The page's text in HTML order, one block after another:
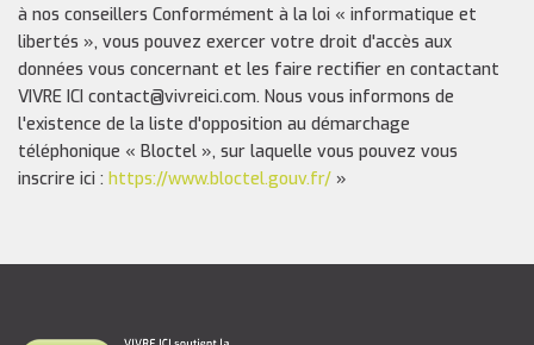
à nos conseillers Conformément à la loi « informatique et
libertés », vous pouvez exercer votre droit d'accès aux
données vous concernant et les faire rectifier en contactant
VIVRE ICI contact@vivreici.com. Nous vous informons de
l'existence de la liste d'opposition au démarchage
téléphonique « Bloctel », sur laquelle vous pouvez vous
inscrire ici : https://www.bloctel.gouv.fr/ »